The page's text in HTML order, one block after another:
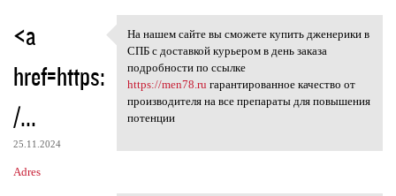
<a
href=https:
/...
25.11.2024
Adres
На нашем сайте вы сможете
На нашем сайте вы сможете купить дженерики в
СПБ с доставкой курьером в день заказа
подробности по ссылке
https://men78.ru гарантированное качество от
производителя на все препараты для повышения
потенции